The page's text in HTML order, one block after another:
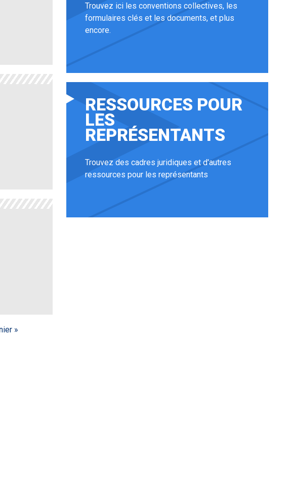
»
Trouvez ici les conventions collectives, les
formulaires clés et les documents, et plus
encore.
RESSOURCES POUR
LES
REPRÉSENTANTS
Trouvez des cadres juridiques et d'autres
ressources pour les représentants